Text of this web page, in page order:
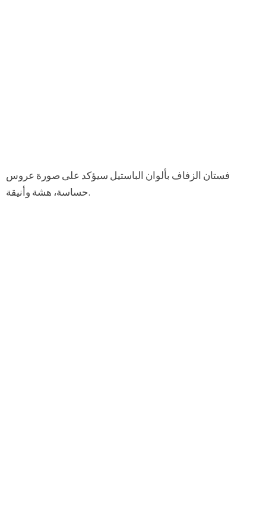
فستان الزفاف بألوان الباستيل سيؤكد على صورة عروس
حساسة، هشة وأنيقة.